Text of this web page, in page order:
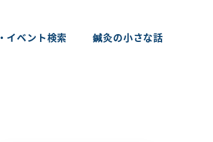
イベント検索 鍼灸の小さな話